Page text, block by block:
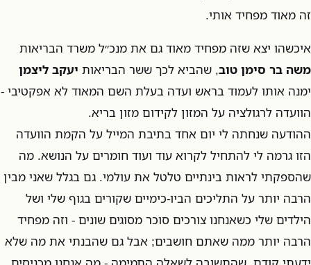
זה מאוד מפחיד אותי.
איכשהו יצא שזה מפחיד מאוד גם את מנכ״ל משרד הבריאות
משה בר סימן טוב, שהביא לכך ששר הבריאות יעקב ליצמן
ימנה אותו לעמוד בראש ועדה בעלת השם המאוד לא אפקטיבי -
הוועדה לרגולציה על המזון לקידום מזון בריא.
ההודעה שנחתה לי יום אחד בתיבת המייל על הקמת הוועדה
הזו גרמה לי להתחיל לקרוא עוד ועוד חומרים על הנושא. מה
שהספקתי לראות בינתיים טלטל את עולמי. גם בגלל שאני מבין
הרבה יותר על התליכים הביו-כימיים שקורים בגוף שלי ושל
הילדים שלי כשאנחנו צורכים סוכר מסוגים שונים - וזה מפחיד
הרבה יותר ממה שאתם חושבים; אבל גם שהבנתי את מה שלא